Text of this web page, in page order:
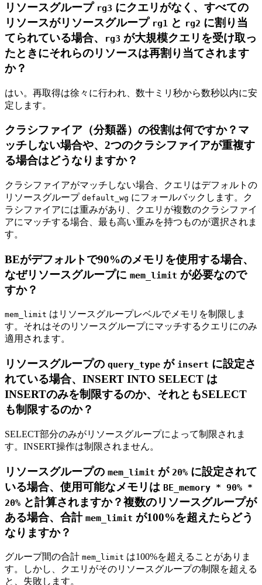
リソースグループ rg3 にクエリがなく、すべての
リソースがリソースグループ rg1 と rg2 に割り当
てられている場合、
rg3 が大規模クエリを受け取っ
たときにそれらのリソースは再割り当てされます
か？
はい。再取得は徐々に行われ、数十ミリ秒から数秒以内に安
定します。
クラシファイア（分類器）の役割は何ですか？マ
ッチしない場合や、2つのクラシファイアが重複す
る場合はどうなりますか？
クラシファイアがマッチしない場合、クエリはデフォルトの
リソースグループ default_wg にフォールバックします。ク
ラシファイアには重みがあり、クエリが複数のクラシファイ
アにマッチする場合、最も高い重みを持つものが選択されま
す。
BEがデフォルトで90%のメモリを使用する場合、
なぜリソースグループに mem_limit が必要なので
すか？
mem_limit はリソースグループレベルでメモリを制限しま
す。それはそのリソースグループにマッチするクエリにのみ
適用されます。
リソースグループの query_type が insert に設定さ
れている場合、INSERT INTO SELECT は
INSERTのみを制限するのか、それともSELECT
も制限するのか？
SELECT部分のみがリソースグループによって制限されま
す。INSERT操作は制限されません。
リソースグループの mem_limit が 20% に設定されて
いる場合、使用可能なメモリは BE_memory * 90% *
20% と計算されますか？複数のリソースグループが
ある場合、合計 mem_limit が100%を超えたらどう
なりますか？
グループ間の合計 mem_limit は100%を超えることがありま
す。しかし、クエリがそのリソースグループの制限を超える
と、失敗します。